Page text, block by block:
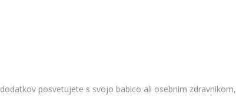
posvetujete s svojo babico ali osebnim zdravnikom,